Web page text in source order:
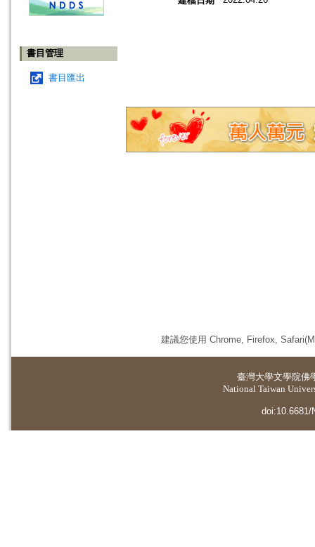
書目管理
書目匯出
建議您使用 Chrome, Firefox,
臺灣大學文學院佛
National Taiwan
doi:10.6681/